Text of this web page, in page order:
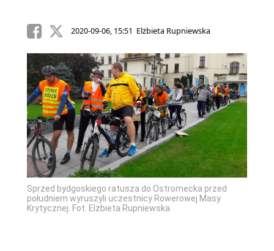
2020-09-06, 15:51 Elżbieta Rupniewska
Sprzed bydgoskiego ratusza do Ostromecka przed
południem wyruszyli uczestnicy Rowerowej Masy
Krytycznej. Fot. Elżbieta Rupniewska